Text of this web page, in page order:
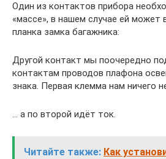
Один из контактов прибора
«массе», в нашем случае ей может
планка замка багажника:
Другой контакт мы поочередно
контактам проводов плафона
знака. Первая клемма нам ничего
… а по второй идёт ток.
Читайте также: Как